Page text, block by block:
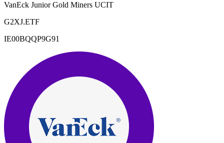
VanEck Junior Gold Miners UCIT
G2XJ.ETF
IE00BQQP9G91